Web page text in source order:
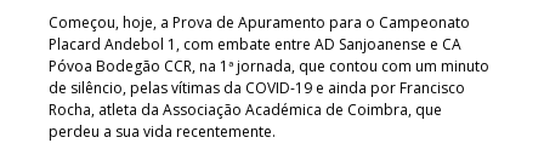
Começou, hoje, a Prova de Apuramento para o Campeonato
Placard Andebol 1, com embate entre AD Sanjoanense e CA
Póvoa Bodegão CCR, na 1ª jornada, que contou com um minuto
de silêncio, pelas vítimas da COVID-19 e ainda por Francisco
Rocha, atleta da Associação Académica de Coimbra, que
perdeu a sua vida recentemente.